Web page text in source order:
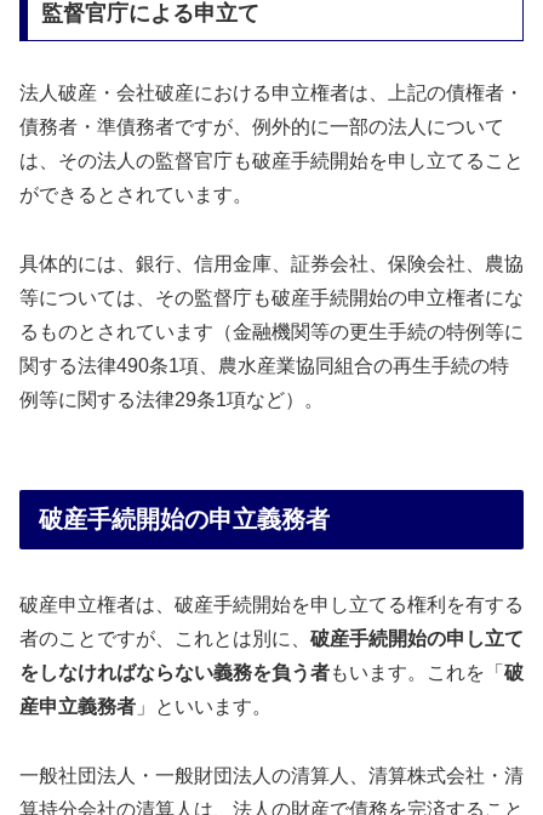
監督官庁による申立て
法人破産・会社破産における申立権者は、上記の債権者・
債務者・準債務者ですが、例外的に一部の法人について
は、その法人の監督官庁も破産手続開始を申し立てること
ができるとされています。
具体的には、銀行、信用金庫、証券会社、保険会社、農協
等については、その監督庁も破産手続開始の申立権者にな
るものとされています（金融機関等の更生手続の特例等に
関する法律490条1項、農水産業協同組合の再生手続の特
例等に関する法律29条1項など）。
破産手続開始の申立義務者
破産申立権者は、破産手続開始を申し立てる権利を有する
者のことですが、これとは別に、 破産手続開始の申し立て
をしなければならない義務を負う者もいます。これを「 破
産申立義務者 」といいます。
一般社団法人・一般財団法人の清算人、清算株式会社・清
算持分会社の清算人は、法人の財産で債務を完済すること